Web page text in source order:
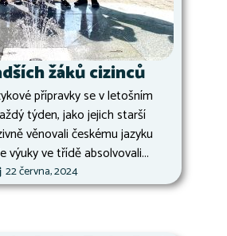
žáků cizinců
přípravky se v letošním
týden, jako jejich starší
věnovali českému jazyku
výuky ve třídě absolvovali...
22 června, 2024